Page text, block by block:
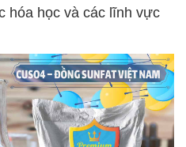
hóa học và các lĩnh vực